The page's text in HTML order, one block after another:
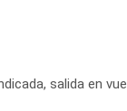
salida en